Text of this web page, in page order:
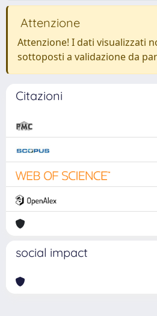
Attenzione
Attenzione! I dati visualizzati
sottoposti a validazione da
Citazioni
social impact